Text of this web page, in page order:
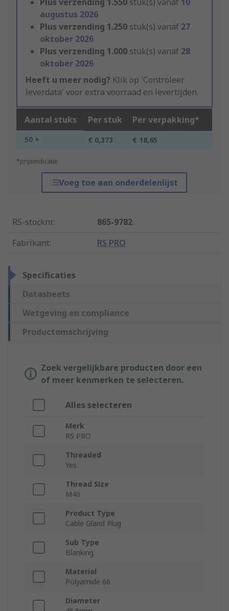
Plus verzending 1.550 stuk(s) vanaf 10
augustus 2026
Plus verzending 1.250 stuk(s) vanaf 27
oktober 2026
Plus verzending 1.000 stuk(s) vanaf 28
oktober 2026
Heeft u meer nodig? Klik op 'Controleer
leverdata' voor extra voorraad en levertijden.
Aantal stuks Per stuk Per verpakking*
50 + € 0,373 € 18,65
*prijsindicatie
Voeg toe aan onderdelenlijst
RS-stocknr.:
865-9782
Fabrikant: RS PRO
Specificaties
Datasheets
Wetgeving en compliance
Productomschrijving
Zoek vergelijkbare producten door een
of meer kenmerken te selecteren.
Alles selecteren
Merk
RS PRO
Threaded
Yes
Thread Size
M40
Product Type
Cable Gland Plug
Sub Type
Blanking
Material
Polyamide 66
Diameter